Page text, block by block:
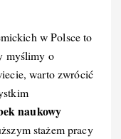
w Polsce to
myślimy o
warto zwrócić
naukowy
stażem pracy